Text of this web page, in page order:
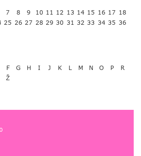
7 8 9 10 11 12 13 14 15 16 17 18
25 26 27 28 29 30 31 32 33 34 35 36
F G H I J K L M N O P
R
Ž